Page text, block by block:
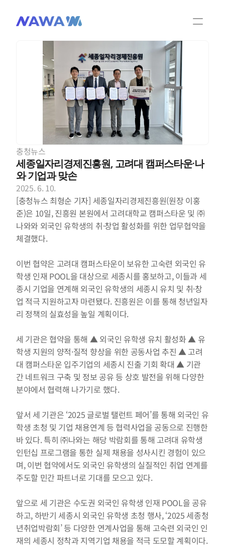
충청뉴스
세종일자리경제진흥원, 고려대 캠퍼스타운·나
와 기업과 맞손
2025. 6. 10.
[충청뉴스 최형순 기자] 세종일자리경제진흥원(원장 이홍
준)은 10일, 진흥원 본원에서 고려대학교 캠퍼스타운 및 ㈜
나와와 외국인 유학생의 취·창업 활성화를 위한 업무협약을
체결했다.
이번 협약은 고려대 캠퍼스타운이 보유한 고숙련 외국인 유
학생 인재 POOL을 대상으로 세종시를 홍보하고, 이들과 세
종시 기업을 연계해 외국인 유학생의 세종시 유치 및 취·창
업 적극 지원하고자 마련됐다. 진흥원은 이를 통해 청년일자
리 정책의 실효성을 높일 계획이다.
세 기관은 협약을 통해 ▲ 외국인 유학생 유치 활성화 ▲ 유
학생 지원의 양적·질적 향상을 위한 공동사업 추진 ▲ 고려
대 캠퍼스타운 입주기업의 세종시 진출 기회 확대 ▲ 기관
간 네트워크 구축 및 정보 공유 등 상호 발전을 위해 다양한
분야에서 협력해 나가기로 했다.
앞서 세 기관은 ‘2025 글로벌 탤런트 페어’를 통해 외국인 유
학생 초청 및 기업 채용연계 등 협력사업을 공동으로 진행한
바 있다. 특히 ㈜나와는 해당 박람회를 통해 고려대 유학생
인턴십 프로그램을 통한 실제 채용을 성사시킨 경험이 있으
며, 이번 협약에서도 외국인 유학생의 실질적인 취업 연계를
주도할 민간 파트너로 기대를 모으고 있다.
앞으로 세 기관은 수도권 외국인 유학생 인재 POOL을 공유
하고, 하반기 세종시 외국인 유학생 초청 행사, ‘2025 세종청
년취업박람회’ 등 다양한 연계사업을 통해 고숙련 외국인 인
재의 세종시 정착과 지역기업 채용을 적극 도모할 계획이다.
팀 소개
제품 및 기술
NAWA 소식
NAWA 비디오
제품문의